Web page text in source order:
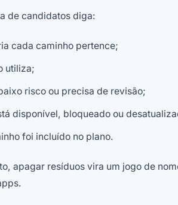
de candidatos diga:
cada caminho pertence;
utiliza;
risco ou precisa de revisão;
disponível, bloqueado ou
foi incluído no plano.
apagar resíduos vira um jogo de